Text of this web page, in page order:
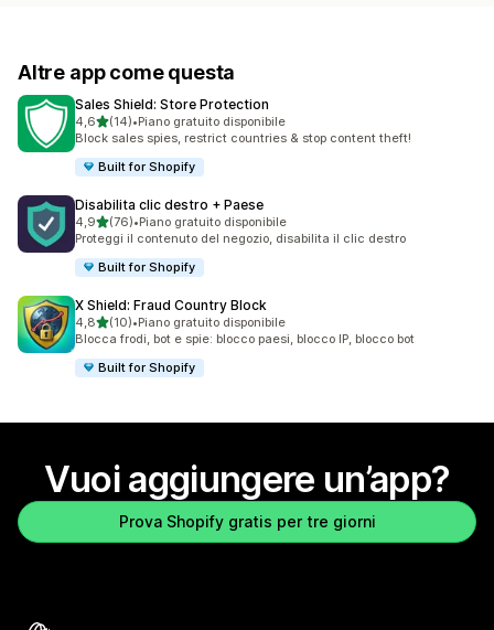
Altre app come questa
Sales Shield: Store Protection
4,6stelle su 5
(14)
14 recensioni totali
•Piano gratuito disponibile
Block sales spies, restrict countries & stop content theft!
Built for Shopify
Disabilita clic destro + Paese
4,9stelle su 5
(76)
76 recensioni totali
•Piano gratuito disponibile
Proteggi il contenuto del negozio, disabilita il clic destro
Built for Shopify
X Shield: Fraud Country Block
4,8stelle su 5
(10)
10 recensioni totali
•Piano gratuito disponibile
Blocca frodi, bot e spie: blocco paesi, blocco IP, blocco bot
Built for Shopify
Vuoi aggiungere un’app?
Prova Shopify gratis per tre giorni